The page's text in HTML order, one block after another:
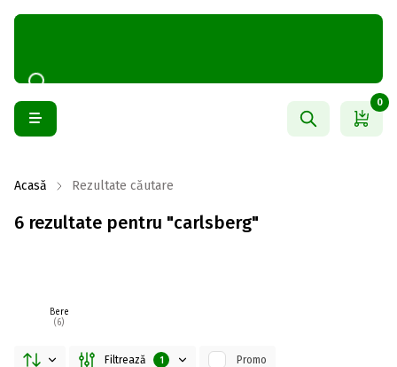
0
Acasă Rezultate căutare
6 rezultate pentru "carlsberg"
Bere
(6)
Filtrează 1 Promo